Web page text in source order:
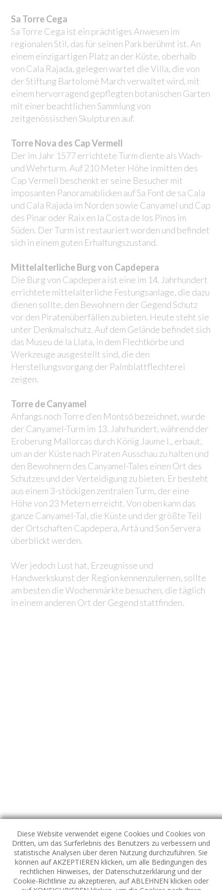
Sa Torre Cega
Sa Torre Cega ist ein prächtiges Anwesen im
regionalen Stil, das für seinen Park berühmt ist. An
einem einzigartigen Platz an der Küste, oberhalb
von Cala Rajada, gelegen wartet die Villa, die von
der Stiftung Bartolomé March verwaltet wird, mit
einem hervorragend gepflegten botanischen Garten
mit einer beachtlichen Sammlung von
zeitgenössischen Skulpturen auf.
Torre Nova des Cap Vermell
Der im Jahr 1577 errichtete Turm diente als Wach-
und Wehrturm. Auf 210 Meter Höhe inmitten des
Cap Vermell beschenkt er seine Besucher mit
imposanten Panoramablicken auf Sa Font de sa Cala
und Cala Rajada im Norden sowie Canyamel und Cap
des Pinar oder Raix en la Costa de los Pinos im
Süden. Der Turm ist restauriert worden und befindet
sich in einem guten Erhaltungszustand.
Mittelalterliche Burg von Capdepera
Die Burg von Capdepera ist eine im 14. Jahrhundert
errichtete mittelalterliche Festungsanlage, die dazu
dienen sollte, den Bewohnern der Gegend Schutz
vor den Piratenüberfällen zu bieten. Heute steht sie
unter Denkmalschutz. Auf dem Gelände befindet sich
das Museu de la Llata, in dem Flechtkörbe und
Werkzeuge ausgestellt sind, die den
Herstellungsvorgang der Palmblattflechterei
zeigen.
Torre de Canyamel
Anfangs noch Torre d’en Montsó bezeichnet, wurde
der Canyamel-Turm im 13. Jahrhundert, während der
Eroberung Mallorcas durch König Jaume I., erbaut,
um an der Küste nach Piraten Ausschau zu halten und
den Bewohnern des Canyamel-Tales einen Ort des
Schutzes und der Verteidigung zu bieten. Er besteht
aus einem 3-stöckigen zentralen Turm, der eine
Höhe von 23 Metern erreicht. Von oben kann das
ganze Canyamel-Tal, die Küste und der größte Teil
der Ortschaften Capdepera, Artà und Son Servera
überblickt werden.
Wer jedoch Lust hat, Erzeugnisse und
Handwerkskunst der Region kennenzulernen, sollte
am besten die Wochenmärkte besuchen, die täglich
in einem anderen Ort der Gegend stattfinden.
FOLGEN SIE UNS
Diese Website verwendet eigene Cookies und Cookies von
Dritten, um das Surferlebnis des Benutzers zu verbessern und
statistische Analysen über deren Nutzung durchzuführen. Sie
können auf AKZEPTIEREN klicken, um alle Bedingungen des
rechtlichen Hinweises, der Datenschutzerklärung und der
Cookie-Richtlinie zu akzeptieren, auf ABLEHNEN klicken oder